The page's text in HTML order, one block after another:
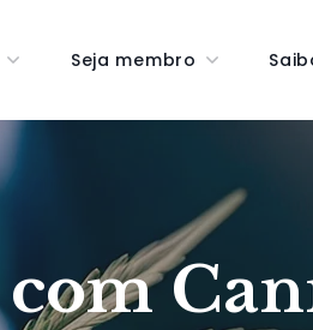
Seja membro